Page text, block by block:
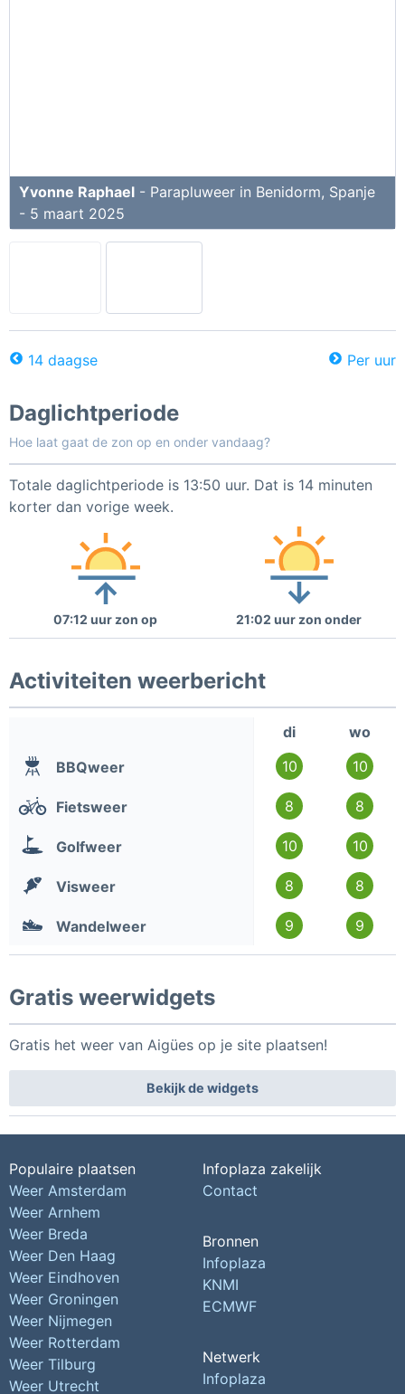
Yvonne Raphael - Parapluweer in Benidorm, Spanje
- 5 maart 2025
14 daagse Per uur
Daglichtperiode
Hoe laat gaat de zon op en onder vandaag?
Totale daglichtperiode is 13:50 uur. Dat is 14 minuten
korter dan vorige week.
07:12 uur zon op 21:02 uur zon onder
Activiteiten weerbericht
di
wo
BBQweer
10 10
Fietsweer 8 8
Golfweer 10 10
Visweer 8 8
Wandelweer 9 9
Gratis weerwidgets
Gratis het weer van Aigües op je site plaatsen!
Bekijk de widgets
Populaire plaatsen
Weer Amsterdam
Weer Arnhem
Weer Breda
Weer Den Haag
Weer Eindhoven
Weer Groningen
Weer Nijmegen
Weer Rotterdam
Weer Tilburg
Weer Utrecht
Infoplaza zakelijk
Contact
Bronnen
Infoplaza
KNMI
ECMWF
Netwerk
Infoplaza